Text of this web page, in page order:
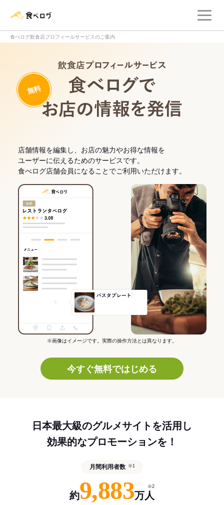
食べログ飲食店プロフィールサービスのご案内
無料
店舗情報を編集し、お店の魅力やお得な情報を
ユーザーに伝えるためのサービスです。
食べログ店舗会員になることでご利用いただけます。
※画像はイメージです。実際の操作方法とは異なります。
今すぐ無料ではじめる
日本最大級のグルメサイトを活用し
効果的なプロモーションを！
月間利用者数 ※1
約9,883万人
※2